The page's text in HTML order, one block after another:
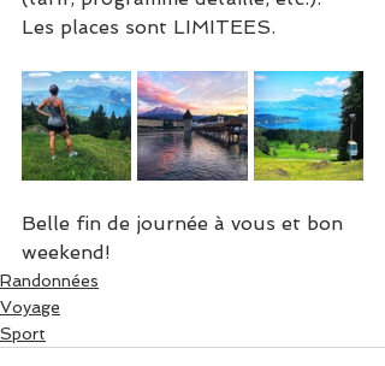
Les places sont LIMITEES.
Belle fin de journée à vous et bon
weekend!
Randonnées
Voyage
Sport